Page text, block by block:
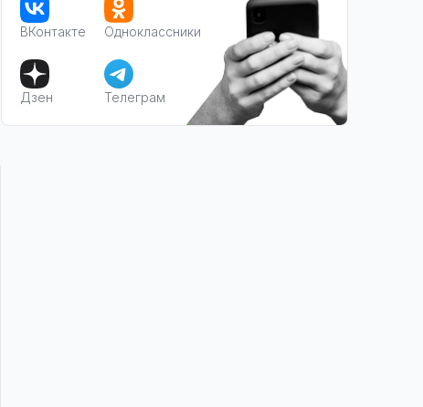
ВКонтакте Одноклассники
Дзен Телеграм